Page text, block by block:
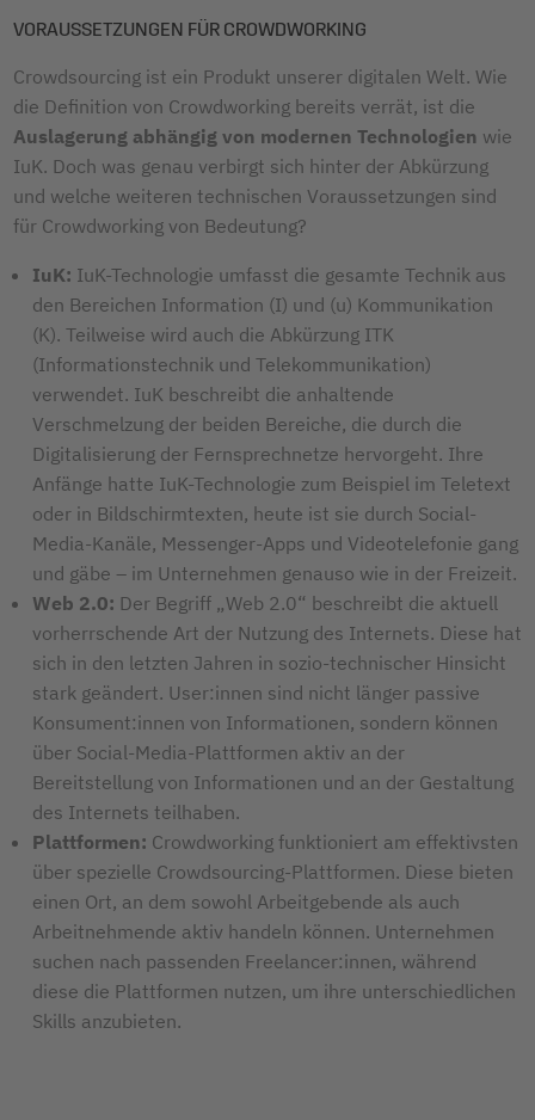
VORAUSSETZUNGEN FÜR CROWDWORKING
Crowdsourcing ist ein Produkt unserer digitalen Welt. Wie
die Definition von Crowdworking bereits verrät, ist die
Auslagerung abhängig von modernen Technologien wie
IuK. Doch was genau verbirgt sich hinter der Abkürzung
und welche weiteren technischen Voraussetzungen sind
für Crowdworking von Bedeutung?
IuK: IuK-Technologie umfasst die gesamte Technik aus
den Bereichen Information (I) und (u) Kommunikation
(K). Teilweise wird auch die Abkürzung ITK
(Informationstechnik und Telekommunikation)
verwendet. IuK beschreibt die anhaltende
Verschmelzung der beiden Bereiche, die durch die
Digitalisierung der Fernsprechnetze hervorgeht. Ihre
Anfänge hatte IuK-Technologie zum Beispiel im Teletext
oder in Bildschirmtexten, heute ist sie durch Social-
Media-Kanäle, Messenger-Apps und Videotelefonie gang
und gäbe – im Unternehmen genauso wie in der Freizeit.
Web 2.0: Der Begriff „Web 2.0“ beschreibt die aktuell
vorherrschende Art der Nutzung des Internets. Diese hat
sich in den letzten Jahren in sozio-technischer Hinsicht
stark geändert. User:innen sind nicht länger passive
Konsument:innen von Informationen, sondern können
über Social-Media-Plattformen aktiv an der
Bereitstellung von Informationen und an der Gestaltung
des Internets teilhaben.
Plattformen: Crowdworking funktioniert am effektivsten
über spezielle Crowdsourcing-Plattformen. Diese bieten
einen Ort, an dem sowohl Arbeitgebende als auch
Arbeitnehmende aktiv handeln können. Unternehmen
suchen nach passenden Freelancer:innen, während
diese die Plattformen nutzen, um ihre unterschiedlichen
Skills anzubieten.